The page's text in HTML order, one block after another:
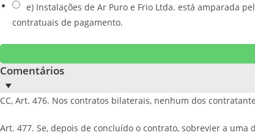
e) Instalações de Ar Puro e Frio Ltda. está amparada
contratuais de pagamento.
Comentários
CC, Art. 476. Nos contratos bilaterais, nenhum dos
Art. 477. Se, depois de concluído o contrato, sobrevier a